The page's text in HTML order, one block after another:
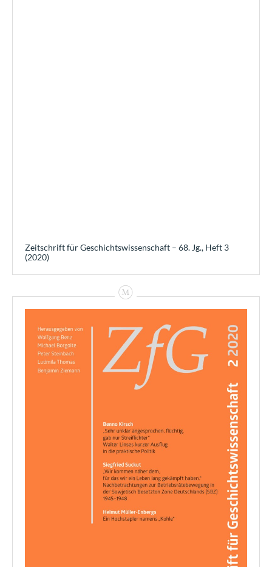
Zeitschrift für Geschichtswissenschaft – 68. Jg., Heft 3
(2020)